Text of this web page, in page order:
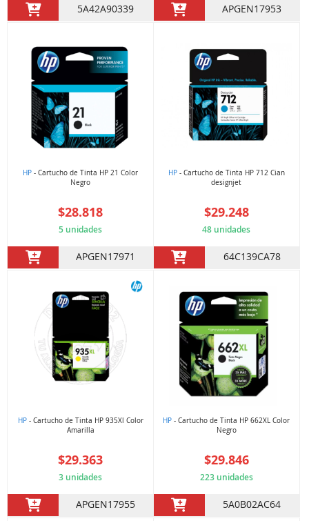
5A42A90339 APGEN17953
HP - Cartucho de Tinta HP 21 Color
Negro
$28.818
5 unidades
APGEN17971
HP- Cartucho de Tinta HP 712 Cian
designjet
$29.248
48 unidades
64C139CA78
HP- Cartucho de Tinta HP 935Xl Color
Amarilla
$29.363
3 unidades
APGEN17955
HP - Cartucho de Tinta HP 662XL Color
Negro
$29.846
223 unidades
5A0B02AC64